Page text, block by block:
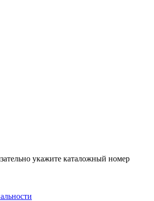
укажите каталожный номер